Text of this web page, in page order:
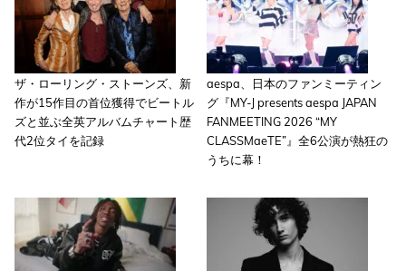
ザ・ローリング・ストーンズ、新
作が15作目の首位獲得でビートル
ズと並ぶ全英アルバムチャート歴
代2位タイを記録
aespa、日本のファンミーティン
グ『MY-J presents aespa JAPAN
FANMEETING 2026 “MY
CLASSMaeTE”』全6公演が熱狂の
うちに幕！